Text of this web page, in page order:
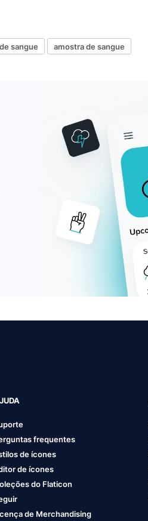
sangue amostra de sangue
frequentes
de ícones
de ícones
do Flaticon
de Merchandising